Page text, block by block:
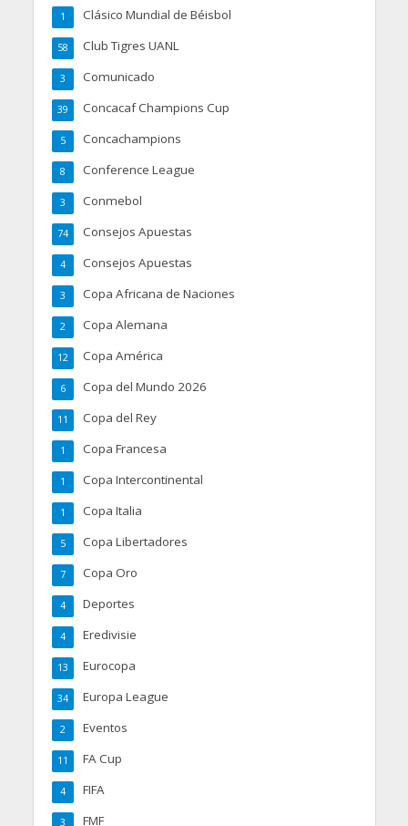
Clásico Mundial de Béisbol
1
Club Tigres UANL
58
Comunicado
3
Concacaf Champions Cup
39
Concachampions
5
Conference League
8
Conmebol
3
Consejos Apuestas
74
Consejos Apuestas
4
Copa Africana de Naciones
3
Copa Alemana
2
Copa América
12
Copa del Mundo 2026
6
Copa del Rey
11
Copa Francesa
1
Copa Intercontinental
1
Copa Italia
1
Copa Libertadores
5
Copa Oro
7
Deportes
4
Eredivisie
4
Eurocopa
13
Europa League
34
Eventos
2
FA Cup
11
FIFA
4
FMF
3